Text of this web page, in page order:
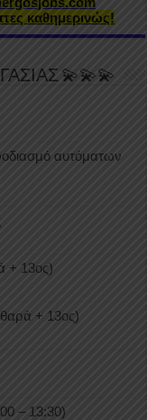
καθημερινώς!
💫💫💫
αυτόματων
+ 13ος)
+ 13ος)
– 13:30)